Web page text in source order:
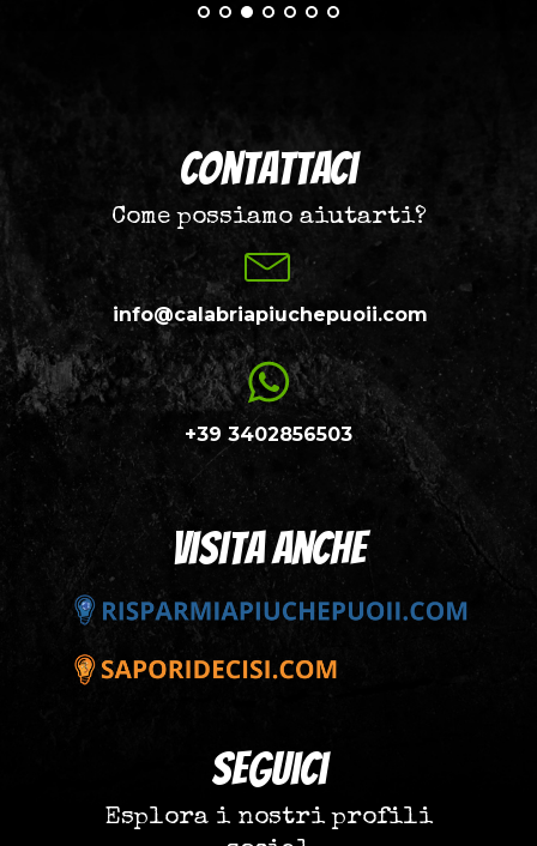
Contattaci
Come possiamo aiutarti?
info@calabriapiuchepuoii.com
+39 3402856503
visita anche
seguici
Esplora i nostri profili